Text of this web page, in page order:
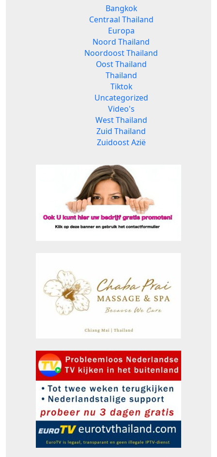
Bangkok
Centraal Thailand
Europa
Noord Thailand
Noordoost Thailand
Oost Thailand
Thailand
Tiktok
Uncategorized
Video's
West Thailand
Zuid Thailand
Zuidoost Azië